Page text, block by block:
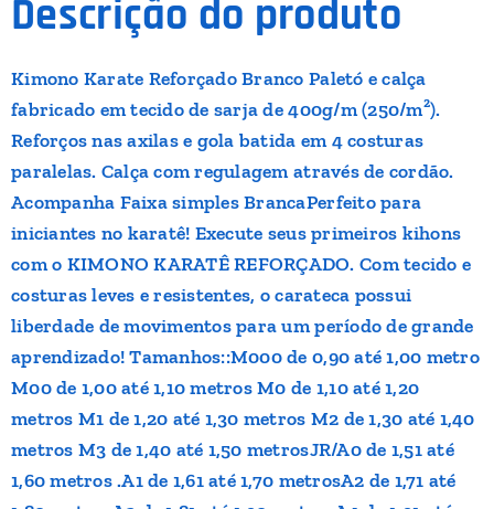
Descrição do produto
Kimono Karate Reforçado Branco Paletó e calça
fabricado em tecido de sarja de 400g/m (250/m²).
Reforços nas axilas e gola batida em 4 costuras
paralelas. Calça com regulagem através de cordão.
Acompanha Faixa simples BrancaPerfeito para
iniciantes no karatê! Execute seus primeiros kihons
com o KIMONO KARATÊ REFORÇADO. Com tecido e
costuras leves e resistentes, o carateca possui
liberdade de movimentos para um período de grande
aprendizado! Tamanhos::M000 de 0,90 até 1,00 metro
M00 de 1,00 até 1,10 metros M0 de 1,10 até 1,20
metros M1 de 1,20 até 1,30 metros M2 de 1,30 até 1,40
metros M3 de 1,40 até 1,50 metrosJR/A0 de 1,51 até
1,60 metros .A1 de 1,61 até 1,70 metrosA2 de 1,71 até